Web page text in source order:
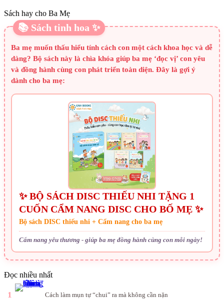
Sách hay cho Ba Mẹ
📚 Sách tinh hoa ✨
Ba mẹ muốn thấu hiểu tính cách con một cách khoa học và dễ
dàng? Bộ sách này là chìa khóa giúp ba mẹ ‘đọc vị’ con yêu
và đồng hành cùng con phát triển toàn diện. Đây là gợi ý
dành cho ba mẹ:
✨ BỘ SÁCH DISC THIẾU NHI TẶNG 1
CUỐN CẨM NANG DISC CHO BỐ MẸ ✨
Bộ sách DISC thiếu nhi + Cẩm nang cho ba mẹ
Cẩm nang yêu thương - giúp ba mẹ đồng hành cùng con mỗi ngày!
Đọc nhiều nhất
1 Cách làm mụn tự “chui” ra mà không cần nặn